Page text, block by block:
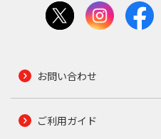
お問い合わせ
ご利用ガイド